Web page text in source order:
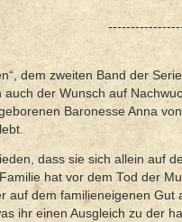
dem zweiten Band der
der Wunsch auf
Baronesse Anna
dass sie sich allein auf
hat vor dem Tod der
auf dem familieneigenen
ihr einen Ausgleich zu der